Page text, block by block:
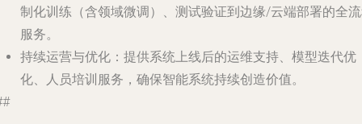
制化训练（含领域微调）、测试验证到边缘/云端部署的全
服务。
持续运营与优化 ：提供系统上线后的运维支持、模型迭代优
化、人员培训服务，确保智能系统持续创造价值。